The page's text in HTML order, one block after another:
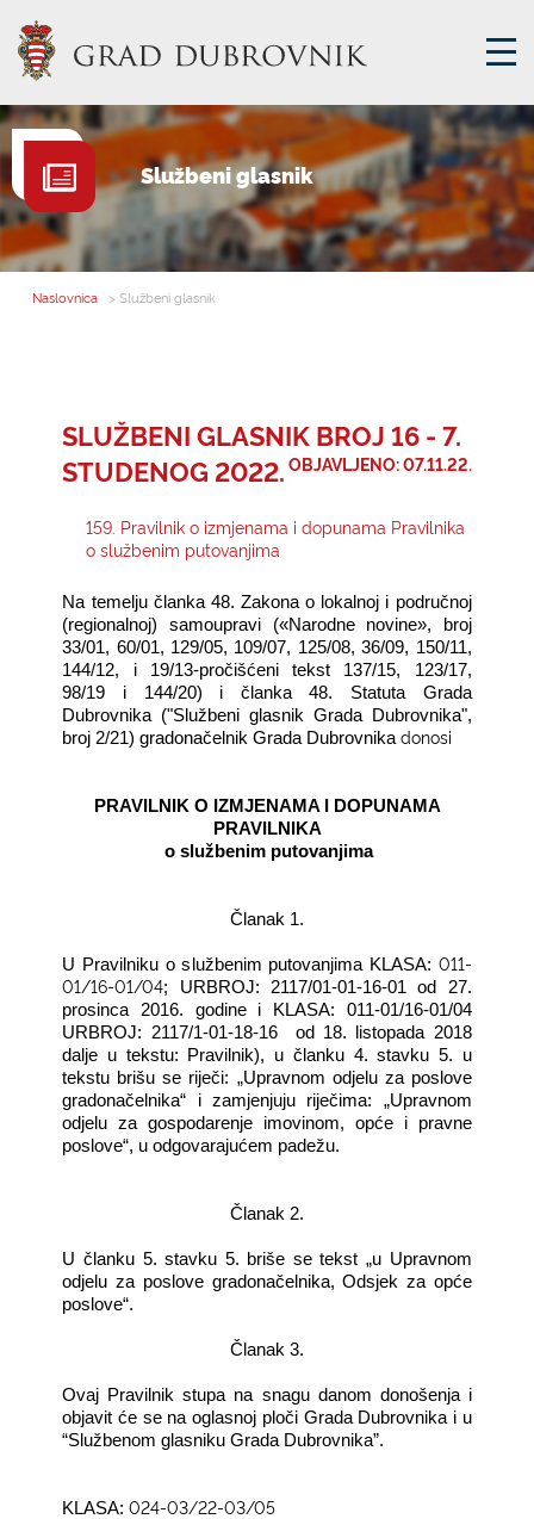
GRADSKA UPRAVA
GRADONAČELNIK
MJESNA SAMOUPRAVA
E-USLUGE
Službeni glasnik
Naslovnica > Službeni glasnik
SLUŽBENI GLASNIK BROJ 16 - 7.
STUDENOG 2022. OBJAVLJENO: 07.11.22.
159. Pravilnik o izmjenama i dopunama Pravilnika
o službenim putovanjima
Na temelju članka 48. Zakona o lokalnoj i područnoj
(regionalnoj) samoupravi («Narodne novine», broj
33/01, 60/01, 129/05, 109/07, 125/08, 36/09, 150/11,
144/12, i 19/13-pročišćeni tekst 137/15, 123/17,
98/19 i 144/20) i članka 48. Statuta Grada
Dubrovnika ("Službeni glasnik Grada Dubrovnika",
broj 2/21) gradonačelnik Grada Dubrovnika donosi
PRAVILNIK O IZMJENAMA I DOPUNAMA
PRAVILNIKA
o službenim putovanjima
Članak 1.
U Pravilniku o službenim putovanjima KLASA: 011-
01/16-01/04; URBROJ: 2117/01-01-16-01 od 27.
prosinca 2016. godine i KLASA: 011-01/16-01/04
URBROJ: 2117/1-01-18-16
od 18. listopada 2018
dalje u tekstu: Pravilnik), u članku 4. stavku 5. u
tekstu brišu se riječi: „Upravnom odjelu za poslove
gradonačelnika“ i zamjenjuju riječima: „Upravnom
odjelu za gospodarenje imovinom, opće i pravne
poslove“, u odgovarajućem padežu.
Članak 2.
U članku 5. stavku 5. briše se tekst „u Upravnom
odjelu za poslove gradonačelnika, Odsjek za opće
poslove“.
Članak 3.
Ovaj Pravilnikstupa na snagu danom donošenja i
objavit će se na oglasnoj ploči Grada Dubrovnika i u
“Službenom glasniku Grada Dubrovnika”.
KLASA:024-03/22-03/05